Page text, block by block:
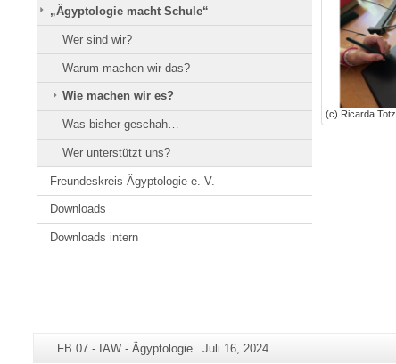
„Ägyptologie macht Schule“
Wer sind wir?
Warum machen wir das?
Wie machen wir es?
Was bisher geschah…
Wer unterstützt uns?
Freundeskreis Ägyptologie e. V.
Downloads
Downloads intern
(c) Ricarda
Zusätzliche
Seiten-
FB 07 - IAW - Ägyptologie
Letzte
Juli 16, 2024